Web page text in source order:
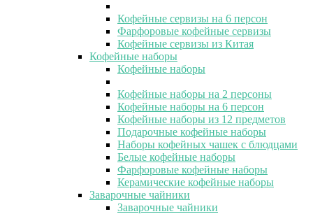
Кофейные сервизы на 6 персон
Фарфоровые кофейные сервизы
Кофейные сервизы из Китая
Кофейные наборы
Кофейные наборы
Кофейные наборы на 2 персоны
Кофейные наборы на 6 персон
Кофейные наборы из 12 предметов
Подарочные кофейные наборы
Наборы кофейных чашек с блюдцами
Белые кофейные наборы
Фарфоровые кофейные наборы
Керамические кофейные наборы
Заварочные чайники
Заварочные чайники